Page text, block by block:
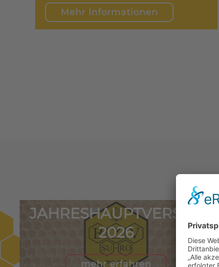
Mehr Informationen
2026
mehr erfahren